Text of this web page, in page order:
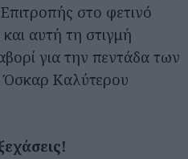
στο φετινό
αυτή τη στιγμή
για την πεντάδα των
Όσκαρ Καλύτερου